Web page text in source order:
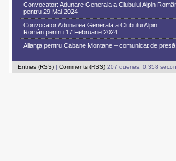
Convocator: Adunare Generala a Clubului Alpin
pentru 29 Mai 2024
Convocator Adunarea Generala a Clubului Alpin
Român pentru 17 Februarie 2024
Alianța pentru Cabane Montane – comunicat de presă
Entries (RSS) | Comments (RSS) 207 queries. 0.358